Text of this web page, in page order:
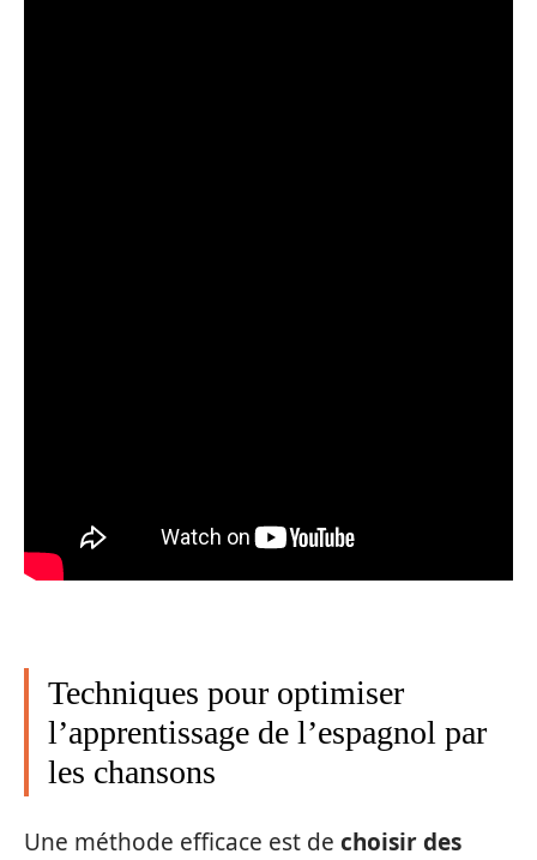
Techniques pour optimiser
l’apprentissage de l’espagnol par
les chansons
Une méthode efficace est de choisir des